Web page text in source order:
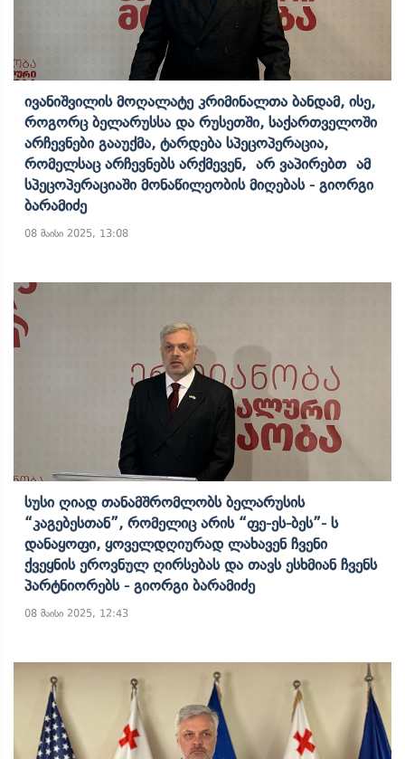
Ივანიშვილის Მოღალატე Კრიმინალთა Ბანდამ, Ისე,
Როგორც Ბელარუსსა Და Რუსეთში, Საქართველოში
Არჩევნები Გააუქმა, Ტარდება Სპეცოპერაცია,
Რომელსაც Არჩევნებს Არქმევენ, Არ Ვაპირებთ Ამ
Სპეცოპერაციაში Მონაწილეობის Მიღებას - Გიორგი
Ბარამიძე
08 მაისი 2025, 13:08
Სუსი Ღიად Თანამშრომლობს Ბელარუსის
“კაგებესთან”, Რომელიც Არის “ფე-Ეს-Ბეს”- Ს
Დანაყოფი, Ყოველდღიურად Ლახავენ Ჩვენი
Ქვეყნის Ეროვნულ Ღირსებას Და Თავს Ესხმიან Ჩვენს
Პარტნიორებს - Გიორგი Ბარამიძე
08 მაისი 2025, 12:43